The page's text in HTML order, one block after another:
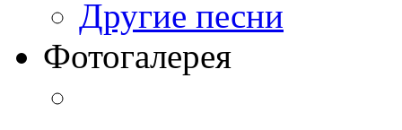
Другие песни
Фотогалерея